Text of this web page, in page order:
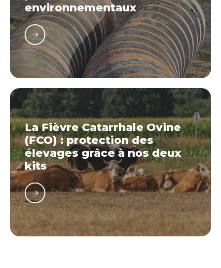
environnementaux
La Fièvre Catarrhale Ovine
(FCO) : protection des
élevages grâce à nos deux
kits